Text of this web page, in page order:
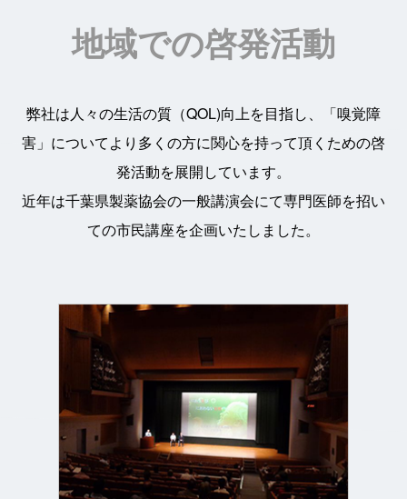
地域での啓発活動
弊社は人々の生活の質（QOL)向上を目指し、「嗅覚障
害」についてより多くの方に関心を持って頂くための啓
発活動を展開しています。
近年は千葉県製薬協会の一般講演会にて専門医師を招い
ての市民講座を企画いたしました。